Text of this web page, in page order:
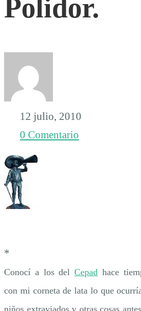
Polidor.
Polidor.
12 julio, 2010
0 Comentario
*
Conocí a los del Cepad hace
con mi corneta de lata lo que
niños extraviados y otras cosas